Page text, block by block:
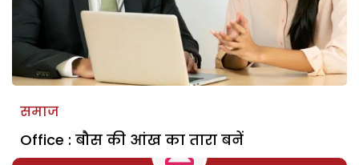
समाज
Office : बौस की आंख का तारा बनें